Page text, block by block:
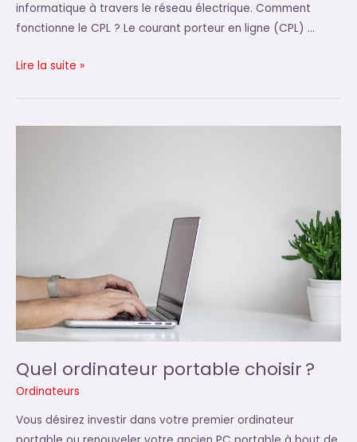
informatique à travers le réseau électrique. Comment
fonctionne le CPL ? Le courant porteur en ligne (CPL) …
Comment
Internet
Lire la suite »
Quel ordinateur portable choisir ?
Ordinateurs
Vous désirez investir dans votre premier ordinateur